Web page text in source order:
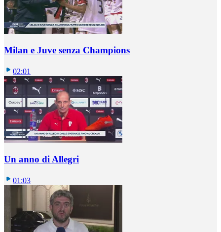
Milan e Juve senza Champions
02:01
Un anno di Allegri
01:03